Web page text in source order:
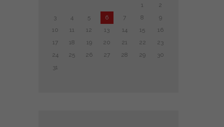
1
2
3
4 5 6 7 8
9
10
11 12 13 14 15
16
17
18 19 20 21 22
23
24
25 26 27 28 29
30
31